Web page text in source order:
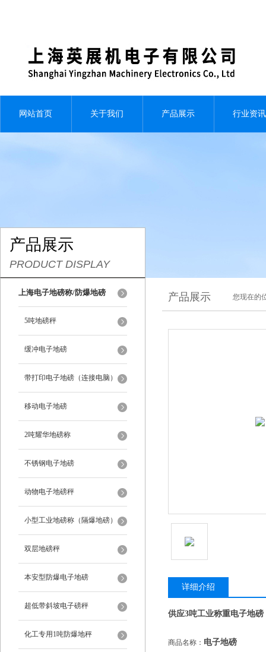
网站首页 关于我们 产品展示 行业资讯
产品展示
PRODUCT DISPLAY
上海电子地磅称/防爆地磅
5吨地磅秤
缓冲电子地磅
带打印电子地磅（连接电脑）
移动电子地磅
2吨耀华地磅称
不锈钢电子地磅
动物电子地磅秤
小型工业地磅称（隔爆地磅）
双层地磅秤
本安型防爆电子地磅
超低带斜坡电子磅秤
化工专用1吨防爆地秤
产品展示 您现在的
详细介绍
供应3吨工业称重电子地
商品名称： 电子地磅